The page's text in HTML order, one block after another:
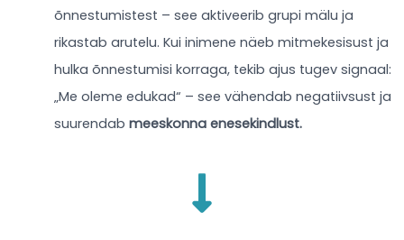
õnnestumistest – see aktiveerib grupi mälu ja
rikastab arutelu. Kui inimene näeb mitmekesisust ja
hulka õnnestumisi korraga, tekib ajus tugev signaal:
„Me oleme edukad“ – see vähendab negatiivsust ja
suurendab meeskonna enesekindlust.